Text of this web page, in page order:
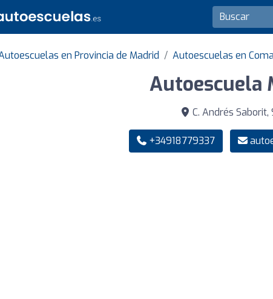
en Provincia de Madrid Autoescuelas en
Autoescuela
C. Andrés
+34918779337